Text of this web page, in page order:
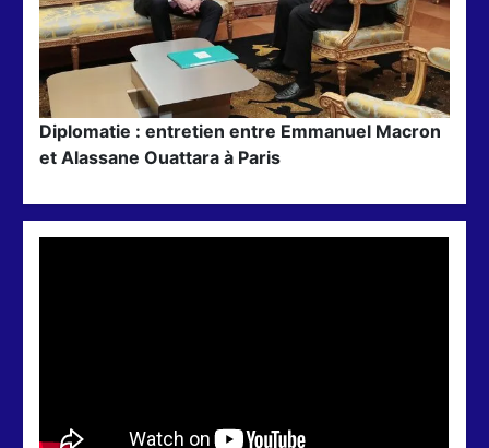
Diplomatie : entretien entre Emmanuel Macron
et Alassane Ouattara à Paris